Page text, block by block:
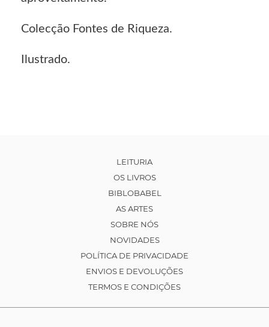
Colecção Fontes de Riqueza.
Ilustrado.
LEITURIA
OS LIVROS
BIBLOBABEL
AS ARTES
SOBRE NÓS
NOVIDADES
POLÍTICA DE PRIVACIDADE
ENVIOS E DEVOLUÇÕES
TERMOS E CONDIÇÕES